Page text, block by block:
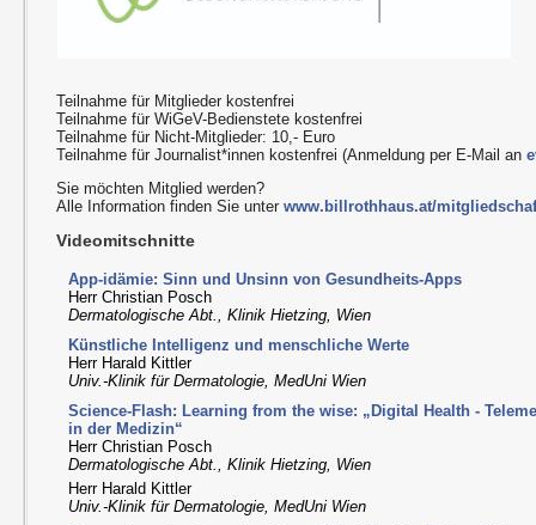
Teilnahme für Mitglieder kostenfrei
Teilnahme für WiGeV-Bedienstete kostenfrei
Teilnahme für Nicht-Mitglieder: 10,- Euro
Teilnahme für Journalist*innen kostenfrei (Anmeldung per E-Mail an
Sie möchten Mitglied werden?
Alle Information finden Sie unterwww.billrothhaus.at/
Videomitschnitte
App-idämie: Sinn und Unsinn von Gesundheits-Apps
Herr Christian Posch
Dermatologische Abt., Klinik Hietzing, Wien
Künstliche Intelligenz und menschliche Werte
Herr Harald Kittler
Univ.-Klinik für Dermatologie, MedUni Wien
Science-Flash: Learning from the wise: „Digital Health -
in der Medizin“
Herr Christian Posch
Dermatologische Abt., Klinik Hietzing, Wien
Herr Harald Kittler
Univ.-Klinik für Dermatologie, MedUni Wien